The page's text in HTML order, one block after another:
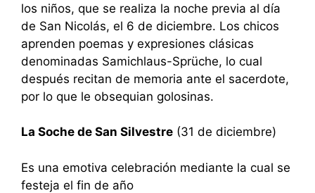
los niños, que se realiza la noche previa al día
de San Nicolás, el 6 de diciembre. Los chicos
aprenden poemas y expresiones clásicas
denominadas Samichlaus-Sprüche, lo cual
después recitan de memoria ante el sacerdote,
por lo que le obsequian golosinas.
La Soche de San Silvestre (31 de diciembre)
Es una emotiva celebración mediante la cual se
festeja el fin de año